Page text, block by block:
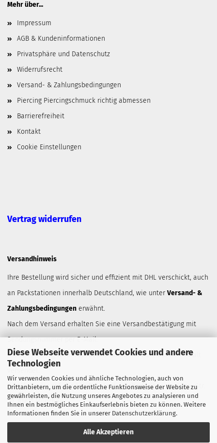
Diese Webseite verwendet Cookies und andere
Technologien
Wir verwenden Cookies und ähnliche Technologien, auch von
Drittanbietern, um die ordentliche Funktionsweise der Website zu
gewährleisten, die Nutzung unseres Angebotes zu analysieren und
Ihnen ein bestmögliches Einkaufserlebnis bieten zu können. Weitere
Informationen finden Sie in unserer Datenschutzerklärung.
Alle Akzeptieren
Mehr über...
Impressum
AGB & Kundeninformationen
Privatsphäre und Datenschutz
Widerrufsrecht
Versand- & Zahlungsbedingungen
Piercing Piercingschmuck richtig abmessen
Barrierefreiheit
Kontakt
Cookie Einstellungen
Vertrag widerrufen
Versandhinweis
Ihre Bestellung wird sicher und effizient mit DHL verschickt, auch
an Packstationen innerhalb Deutschland, wie unter Versand- &
Zahlungsbedingungen erwähnt.
Nach dem Versand erhalten Sie eine Versandbestätigung mit
Sendungsnummer per E-Mail.
Jede Bestellung wird neutral und ohnne Hinweis auf den Inhalt
Der Absender auf der Sendung lautet Robert Wörle, Anzinger Str.
10, 81671 München.